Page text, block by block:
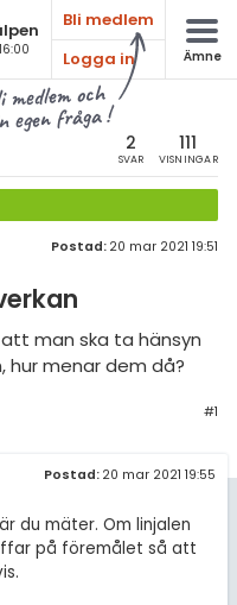
Bli medlem
Logga in
Ämne
medlem och
egen fråga !
2
SVAR
111
VISNINGAR
Postad: 20 mar 2021 19:51
man ska ta hänsyn
hur menar dem då?
#1
Postad: 20 mar 2021 19:55
du mäter. Om linjalen
på föremålet så att
ämnen
Alla trådar
2
Topplistor